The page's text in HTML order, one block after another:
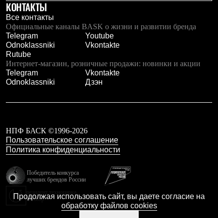
С синтетическим утеплителем
Аксессуары для спальников
Сумки и баулы
Баулы
Кошельки
Сумки
Гермомешки
Полезные аксессуары
Книги
Сапоги
Ботинки
Мужская обувь
Ботинки
Сапоги
Гамаши и бахилы
Бахилы
КОНТАКТЫ
Все контакты
Официальные каналы BASK о жизни и развитии бренда
Telegram
Youtube
Odnoklassniki
Vkontakte
Rutube
Интернет-магазин, розничные продажи: новинки и акции
Telegram
Vkontakte
Odnoklassniki
Дзэн
НПФ БАСК ©1996-2026
Пользовательское соглашение
Политика конфиденциальности
Победитель конкурса
лучших брендов России
Калибр
Продолжая использовать сайт, вы даете согласие на
обработку файлов cookies